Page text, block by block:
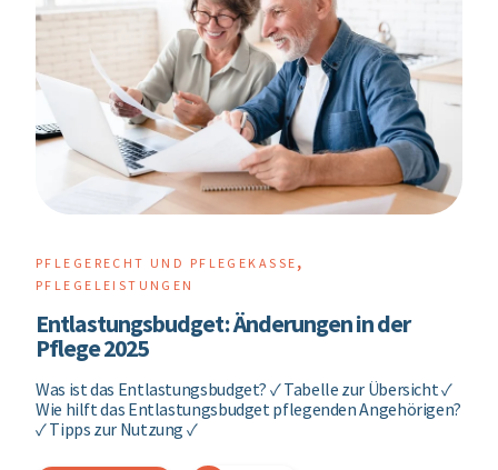
PFLEGERECHT UND PFLEGEKASSE ,
PFLEGELEISTUNGEN
Entlastungsbudget: Änderungen in der
Pflege 2025
Was ist das Entlastungsbudget? ✓ Tabelle zur Übersicht ✓
Wie hilft das Entlastungsbudget pflegenden Angehörigen?
✓ Tipps zur Nutzung ✓